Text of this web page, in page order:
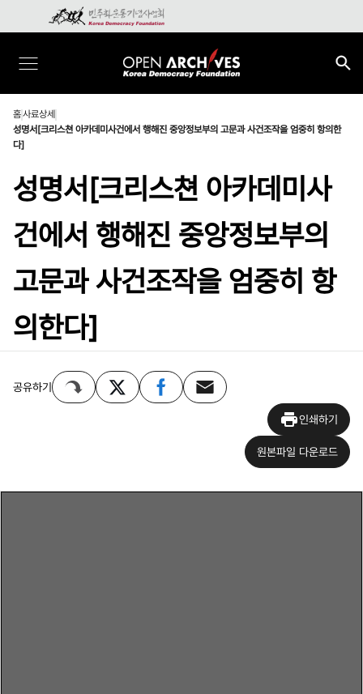
홈사료상세
성명서[크리스쳔 아카데미사건에서 행해진 중앙정보부의 고문과 사건조작을 엄중히 항의한
다]
성명서[크리스쳔 아카데미사
건에서 행해진 중앙정보부의
고문과 사건조작을 엄중히 항
의한다]
공유하기
인쇄하기
원본파일 다운로드